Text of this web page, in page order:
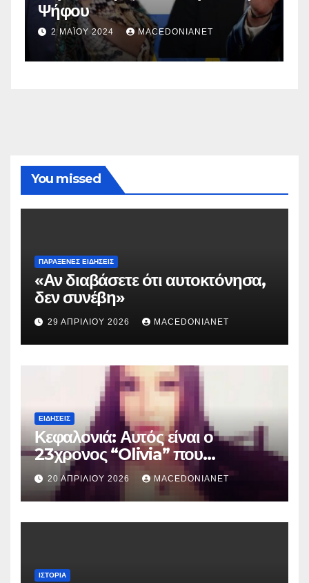
Ψήφου
2 ΜΑΪ́ΟΥ 2024 MACEDONIANET
You missed
ΠΑΡΆΞΕΝΕΣ ΕΙΔΉΣΕΙΣ
«Αν διαβάσετε ότι αυτοκτόνησα,
δεν συνέβη»
29 ΑΠΡΙΛΊΟΥ 2026 MACEDONIANET
ΕΙΔΉΣΕΙΣ
Κεφαλονιά: Αυτός είναι ο
23χρονος “Olivia” που
κατηγορείται για τον θάνατο της
Μυρτούς
20 ΑΠΡΙΛΊΟΥ 2026 MACEDONIANET
ΙΣΤΟΡΊΑ